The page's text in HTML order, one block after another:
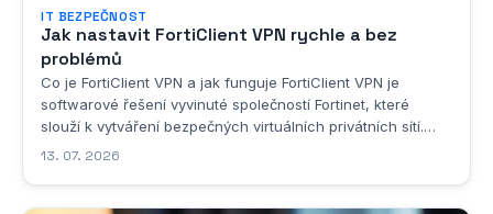
IT BEZPEČNOST
Jak nastavit FortiClient VPN rychle a bez
problémů
Co je FortiClient VPN a jak funguje FortiClient VPN je
softwarové řešení vyvinuté společností Fortinet, které
slouží k vytváření bezpečných virtuálních privátních sítí.
Jedná se o klientskou aplikaci, která umožňuje uživatelům
13. 07. 2026